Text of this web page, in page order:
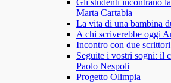
Gli studenti incontrano
Marta Cartabia
La vita di una bambina
A chi scriverebbe oggi
Incontro con due
Seguite i vostri sogni: il
Paolo Nespoli
Progetto Olimpia